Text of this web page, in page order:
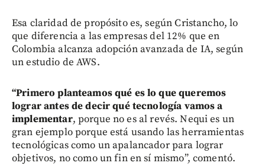
Esa claridad de propósito es, según Cristancho, lo
que diferencia a las empresas del 12% que en
Colombia alcanza adopción avanzada de IA, según
un estudio de AWS.
“Primero planteamos qué es lo que queremos
lograr antes de decir qué tecnología vamos a
implementar, porque no es al revés. Nequi es un
gran ejemplo porque está usando las herramientas
tecnológicas como un apalancador para lograr
objetivos, no como un fin en sí mismo”, comentó.